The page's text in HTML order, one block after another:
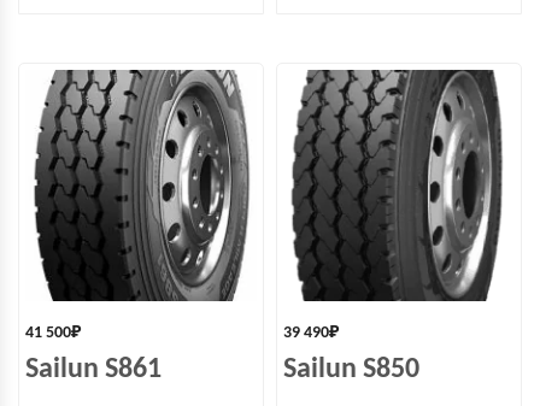
41 500₽
Sailun S861
39 490₽
Sailun S850